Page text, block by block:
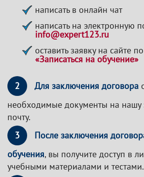
написать в онлайн чат
написать на электронную
info@expert123.ru
оставить заявку на сайте
«Записаться на обучение»
2 Для заключения договора
необходимые документы на нашу
почту.
3
После заключения
обучения, вы получите доступ в
учебными материалами и тестами.